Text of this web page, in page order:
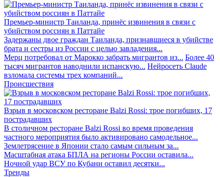
Премьер-министр Таиланда, принёс извинения в связи с
убийством россиян в Паттайе
Задержаны двое граждан Таиланда, признавшиеся в убийстве
брата и сестры из России с целью завладения...
Мерц потребовал от Марокко забрать мигрантов из... Более 40
тысяч мигрантов наводнили испанскую... Нейросеть Claude
взломала системы трех компаний...
Происшествия
Взрыв в московском ресторане Balzi Rossi: трое погибших, 17
пострадавших
В столичном ресторане Balzi Rossi во время проведения
частного мероприятия было активировано самодельное...
Землетрясение в Японии стало самым сильным за...
Масштабная атака БПЛА на регионы России оставила...
Ночной удар ВСУ по Кубани оставил десятки...
Тренды